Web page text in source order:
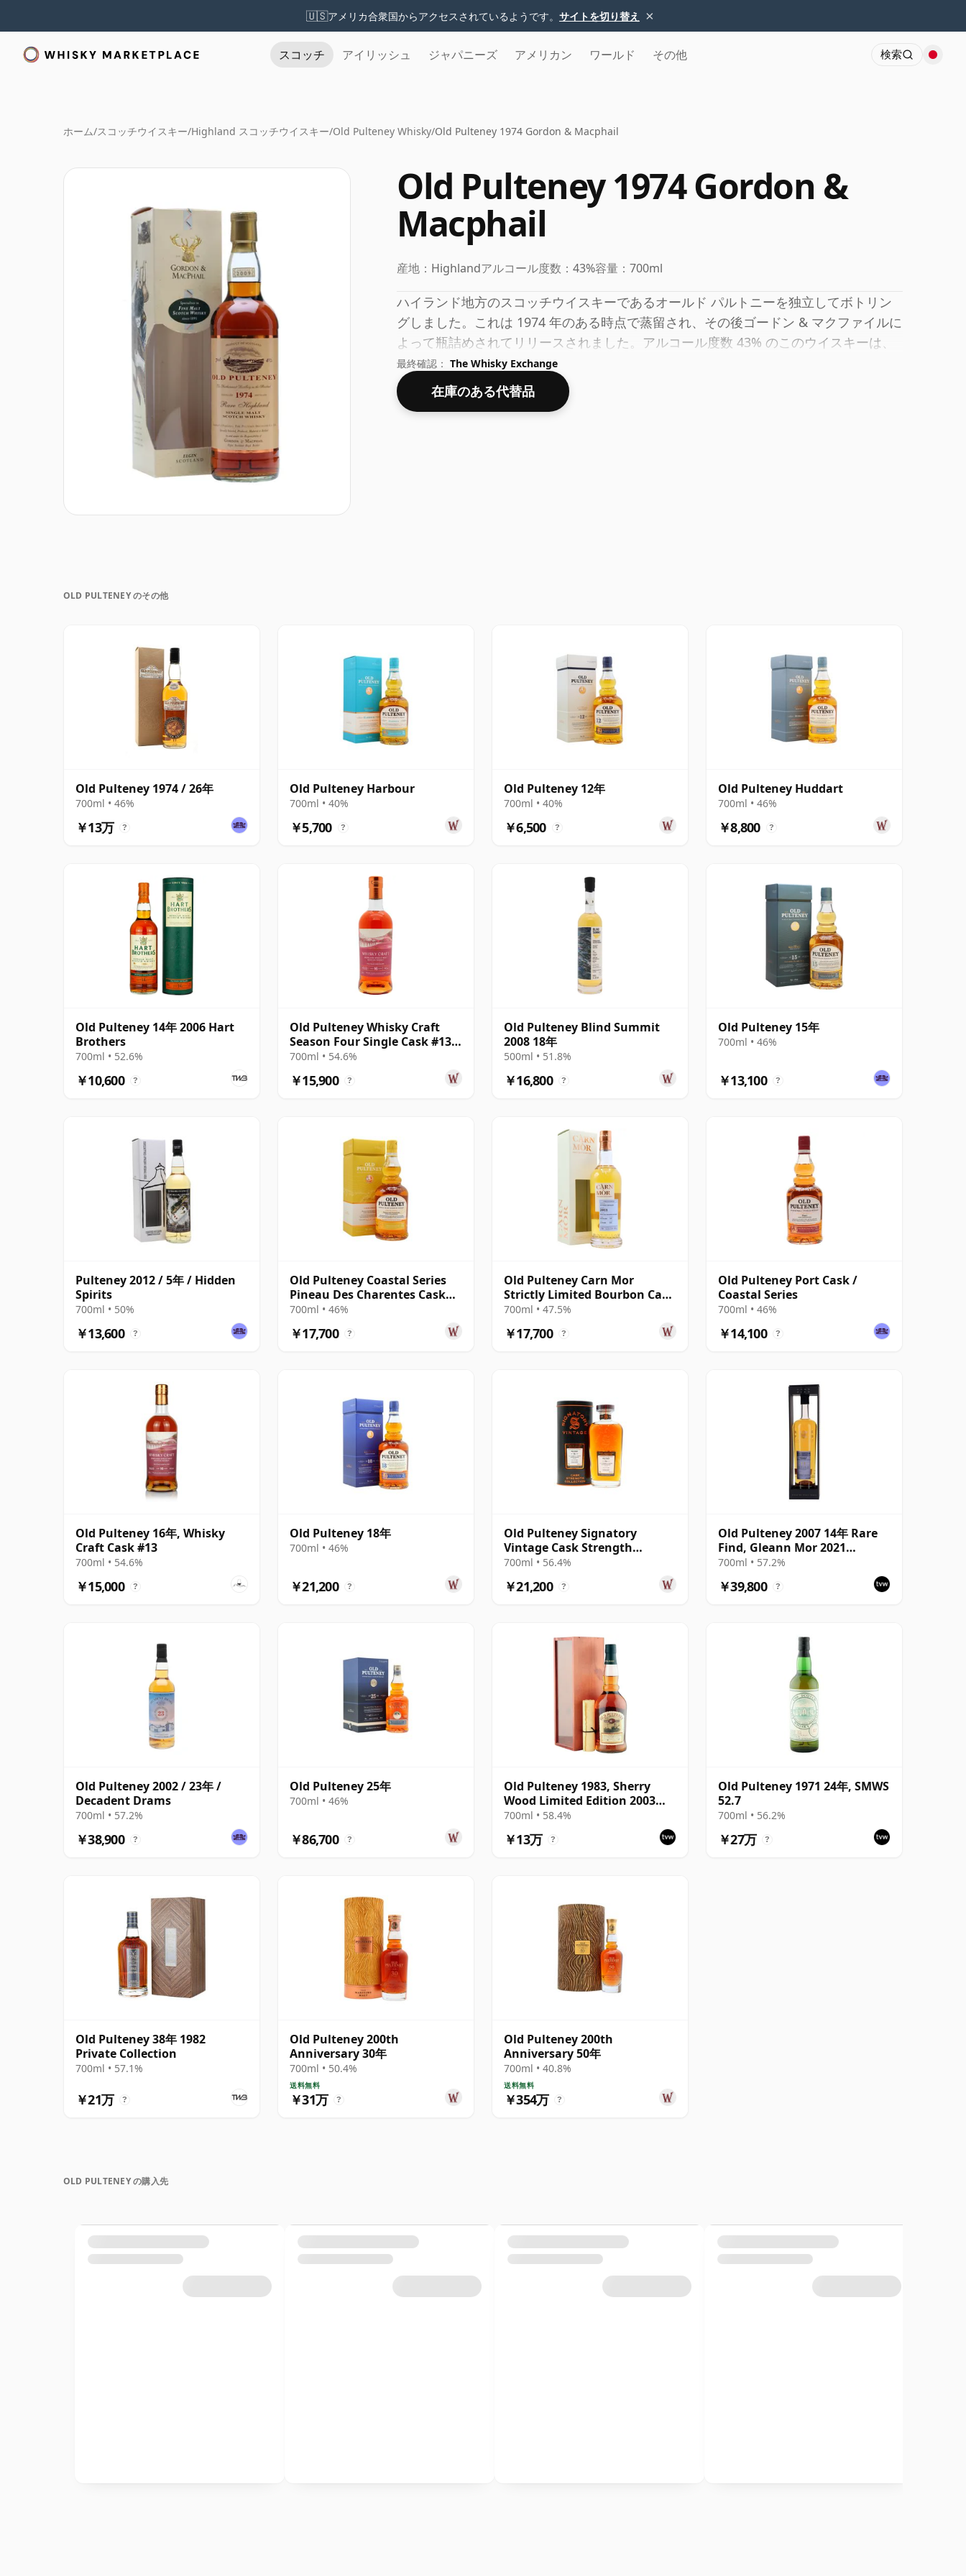
🇺🇸アメリカ合衆国からアクセスされているようです。 サイトを切り替え ×
スコッチ アイリッシュ ジャパニーズ アメリカン ワールド その他 検索
ホーム/スコッチウイスキー/Highland スコッチウイスキー/Old Pulteney Whisky/Old Pulteney 1974 Gordon & Macphail
Old Pulteney 1974 Gordon &
Macphail
産地： Highlandアルコール度数： 43%容量： 700ml
ハイランド地方のスコッチウイスキーであるオールド パルトニーを独立してボトリン
グしました。これは 1974 年のある時点で蒸留され、その後ゴードン & マクファイルに
よって瓶詰めされてリリースされました。アルコール度数 43% のこのウイスキーは、
最適な飲みやすさで瓶詰めされています。そのままでも、水を垂らしてもお召し上がり
いただけます。
最終確認： The Whisky Exchange
在庫のある代替品
OLD PULTENEY のその他
Old Pulteney 1974 / 26年
700ml • 46%
￥13万 ?
Old Pulteney Harbour
700ml • 40%
￥5,700 ?
Old Pulteney 12年
700ml • 40%
￥6,500 ?
Old Pulteney Huddart
700ml • 46%
￥8,800 ?
Old Pulteney 14年 2006 Hart
Brothers
700ml • 52.6%
￥10,600 ?
Old Pulteney Whisky Craft
Season Four Single Cask #13
16年
700ml • 54.6%
￥15,900 ?
Old Pulteney Blind Summit
2008 18年
500ml • 51.8%
￥16,800 ?
Old Pulteney 15年
700ml • 46%
￥13,100 ?
Pulteney 2012 / 5年 / Hidden
Spirits
700ml • 50%
￥13,600 ?
Old Pulteney Coastal Series
Pineau Des Charentes Cask
Single Ma
700ml • 46%
￥17,700 ?
Old Pulteney Carn Mor
Strictly Limited Bourbon Cask
Finish Sing 2011 11年
700ml • 47.5%
￥17,700 ?
Old Pulteney Port Cask /
Coastal Series
700ml • 46%
￥14,100 ?
Old Pulteney 16年, Whisky
Craft Cask #13
700ml • 54.6%
￥15,000 ?
Old Pulteney 18年
700ml • 46%
￥21,200 ?
Old Pulteney Signatory
Vintage Cask Strength
Collection Single 2008 16年
700ml • 56.4%
￥21,200 ?
Old Pulteney 2007 14年 Rare
Find, Gleann Mor 2021
Bottling - Single Cask 700720
700ml • 57.2%
￥39,800 ?
Old Pulteney 2002 / 23年 /
Decadent Drams
700ml • 57.2%
￥38,900 ?
Old Pulteney 25年
700ml • 46%
￥86,700 ?
Old Pulteney 1983, Sherry
Wood Limited Edition 2003
Bottling - Cask 929
700ml • 58.4%
￥13万 ?
Old Pulteney 1971 24年, SMWS
52.7
700ml • 56.2%
￥27万 ?
Old Pulteney 38年 1982
Private Collection
700ml • 57.1%
￥21万 ?
Old Pulteney 200th
Anniversary 30年
700ml • 50.4%
送料無料
￥31万 ?
Old Pulteney 200th
Anniversary 50年
700ml • 40.8%
送料無料
￥354万 ?
OLD PULTENEY の購入先